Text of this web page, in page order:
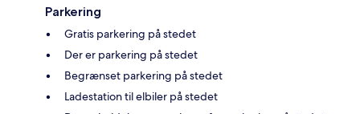
Parkering
Gratis parkering på stedet
Der er parkering på stedet
Begrænset parkering på stedet
Ladestation til elbiler på stedet